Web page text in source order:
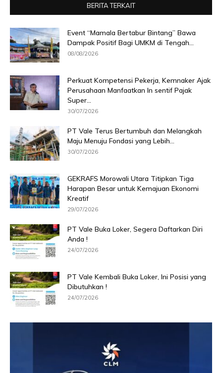
BERITA TERKAIT
Event “Mamala Bertabur Bintang” Bawa
Dampak Positif Bagi UMKM di Tengah...
08/08/2026
Perkuat Kompetensi Pekerja, Kemnaker Ajak
Perusahaan Manfaatkan In sentif Pajak
Super...
30/07/2026
PT Vale Terus Bertumbuh dan Melangkah
Maju Menuju Fondasi yang Lebih...
30/07/2026
GEKRAFS Morowali Utara Titipkan Tiga
Harapan Besar untuk Kemajuan Ekonomi
Kreatif
29/07/2026
PT Vale Buka Loker, Segera Daftarkan Diri
Anda !
24/07/2026
PT Vale Kembali Buka Loker, Ini Posisi yang
Dibutuhkan !
24/07/2026